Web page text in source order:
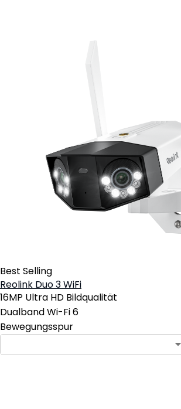
Best Selling
Reolink Duo 3 WiFi
16MP Ultra HD Bildqualität
Dualband Wi-Fi 6
Bewegungsspur